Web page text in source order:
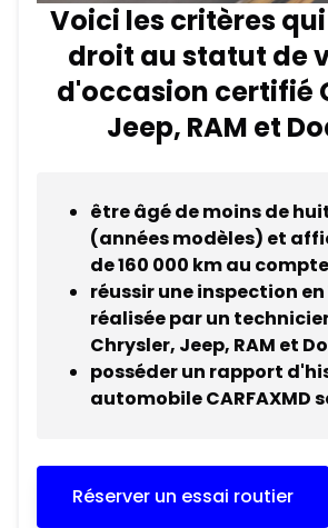
Voici les critères
droit au statut de
d'occasion certifié
Jeep, RAM et
être âgé de moins de
(années modèles) et
de 160 000 km au
réussir une inspection
réalisée par un
Chrysler, Jeep, RAM et
posséder un rapport
automobile CARFAXMD
Réserver un essai routier